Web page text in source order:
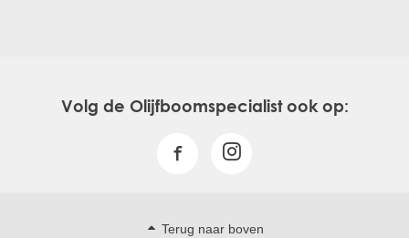
Volg de Olijfboomspecialist ook op:
Terug naar boven